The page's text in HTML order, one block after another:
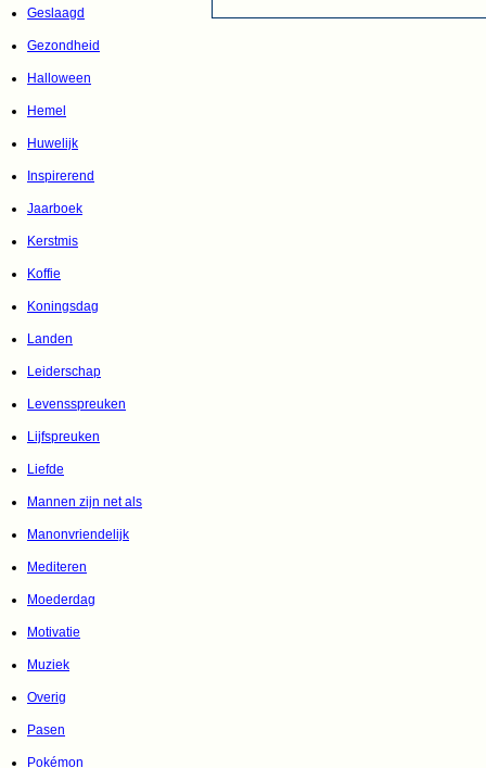
Geslaagd
Gezondheid
Halloween
Hemel
Huwelijk
Inspirerend
Jaarboek
Kerstmis
Koffie
Koningsdag
Landen
Leiderschap
Levensspreuken
Lijfspreuken
Liefde
Mannen zijn net als
Manonvriendelijk
Mediteren
Moederdag
Motivatie
Muziek
Overig
Pasen
Pokémon